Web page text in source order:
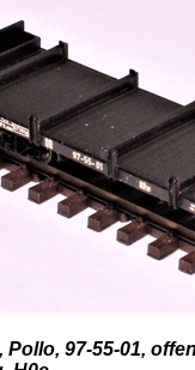
Pollo, 97-55-01,